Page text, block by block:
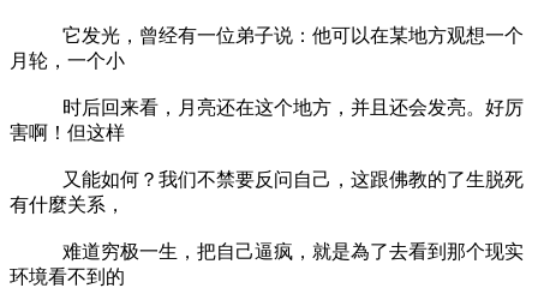
它发光，曾经有一位弟子说：他可以在某地方观想一个
月轮，一个小
时后回来看，月亮还在这个地方，并且还会发亮。好厉
害啊！但这样
又能如何？我们不禁要反问自己，这跟佛教的了生脱死
有什麼关系，
难道穷极一生，把自己逼疯，就是為了去看到那个现实
环境看不到的